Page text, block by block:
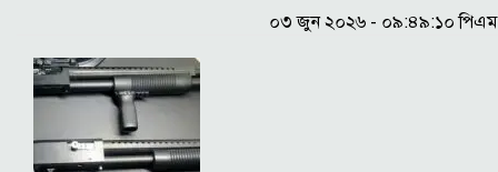
০৩ জুন ২০২৬ - ০৯:৪৯:১০ পিএম